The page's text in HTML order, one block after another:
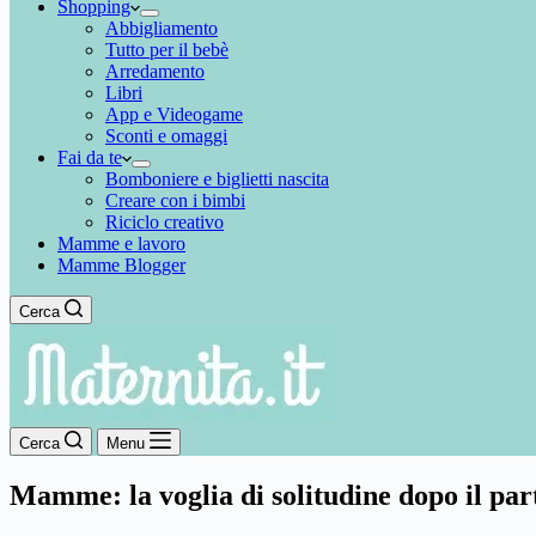
Shopping
Abbigliamento
Tutto per il bebè
Arredamento
Libri
App e Videogame
Sconti e omaggi
Fai da te
Bomboniere e biglietti nascita
Creare con i bimbi
Riciclo creativo
Mamme e lavoro
Mamme Blogger
Cerca
Cerca Menu
Mamme: la voglia di solitudine dopo il